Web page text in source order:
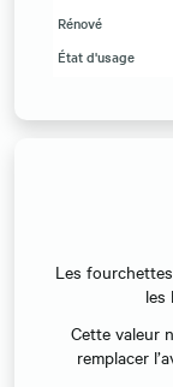
Rénové
État d'usage
Les
les
Cette valeur
remplacer